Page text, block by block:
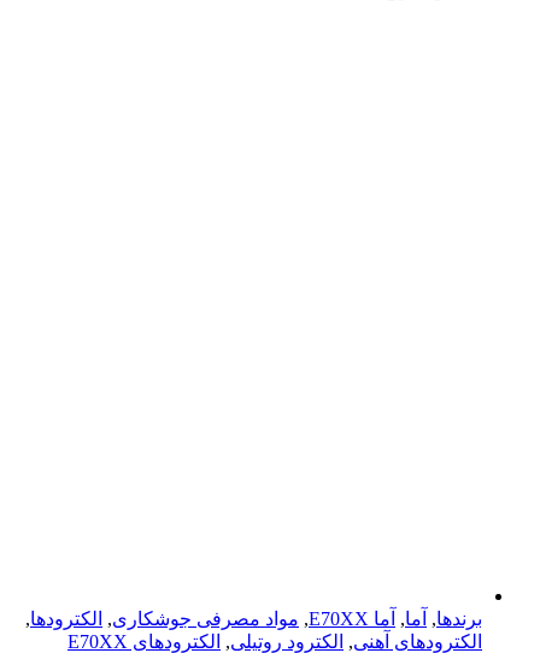
برندها, آما, آما E70XX , مواد مصرفی جوشکاری, الکترودها,
الکترود‌های آهنی, الکترود روتیلی, الکترود‌های E70XX